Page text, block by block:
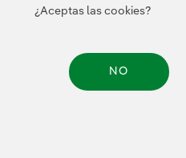
¿Aceptas las cookies?
NO